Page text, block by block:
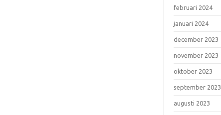
februari 2024
januari 2024
december 2023
november 2023
oktober 2023
september 2023
augusti 2023